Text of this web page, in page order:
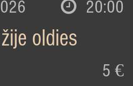
20:00
oldies
5 €